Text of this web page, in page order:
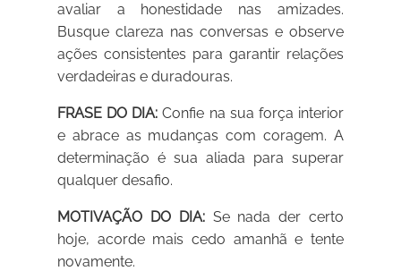
avaliar a honestidade nas amizades.
Busque clareza nas conversas e observe
ações consistentes para garantir relações
verdadeiras e duradouras.
FRASE DO DIA: Confie na sua força interior
e abrace as mudanças com coragem. A
determinação é sua aliada para superar
qualquer desafio.
MOTIVAÇÃO DO DIA:Se nada der certo
hoje, acorde mais cedo amanhã e tente
novamente.